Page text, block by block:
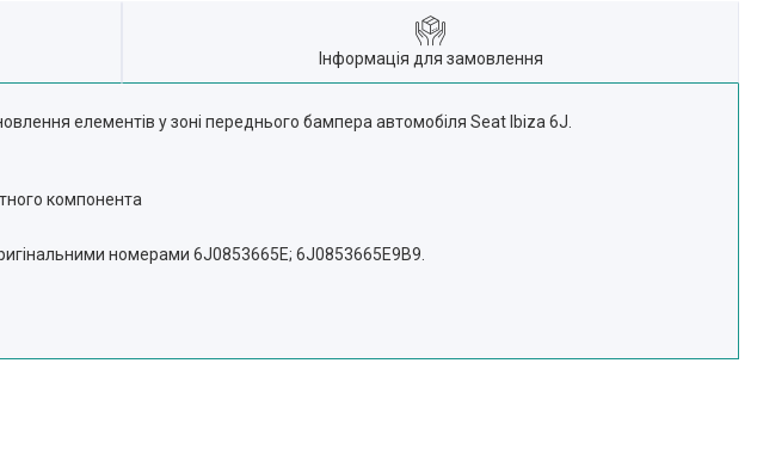
Інформація для замовлення
елементів у зоні переднього бампера автомобіля Seat Ibiza 6J.
компонента
номерами 6J0853665E; 6J0853665E9B9.